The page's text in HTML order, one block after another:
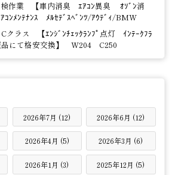
作業 【車内消臭 ｴｱｺﾝ異臭 ｵｿﾞﾝ消
ﾝﾒﾝﾃﾅﾝｽ ﾒﾙｾﾃﾞｽﾍﾞﾝﾂ/ｱｳﾃﾞｨ/BMW
クラス 【ｴﾝｼﾞﾝﾁｪｯｸﾗﾝﾌﾟ点灯 ｲﾝﾃｰｸﾌﾗ
にて格安交換】 W204 C250
2026年7月 (12) 2026年6月 (12)
2026年4月 (5) 2026年3月 (6)
2026年1月 (3) 2025年12月 (5)